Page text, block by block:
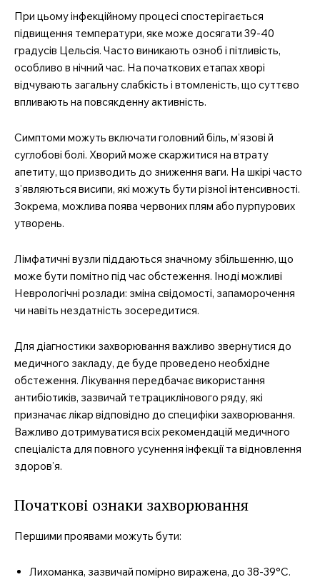
При цьому інфекційному процесі спостерігається
підвищення температури, яке може досягати 39-40
градусів Цельсія. Часто виникають озноб і пітливість,
особливо в нічний час. На початкових етапах хворі
відчувають загальну слабкість і втомленість, що суттєво
впливають на повсякденну активність.
Симптоми можуть включати головний біль, м’язові й
суглобові болі. Хворий може скаржитися на втрату
апетиту, що призводить до зниження ваги. На шкірі часто
з’являються висипи, які можуть бути різної інтенсивності.
Зокрема, можлива поява червоних плям або пурпурових
утворень.
Лімфатичні вузли піддаються значному збільшенню, що
може бути помітно під час обстеження. Іноді можливі
Неврологічні розлади: зміна свідомості, запаморочення
чи навіть нездатність зосередитися.
Для діагностики захворювання важливо звернутися до
медичного закладу, де буде проведено необхідне
обстеження. Лікування передбачає використання
антибіотиків, зазвичай тетрациклінового ряду, які
призначає лікар відповідно до специфіки захворювання.
Важливо дотримуватися всіх рекомендацій медичного
спеціаліста для повного усунення інфекції та відновлення
здоров’я.
Початкові ознаки захворювання
Першими проявами можуть бути:
Лихоманка, зазвичай помірно виражена, до 38-39°C.